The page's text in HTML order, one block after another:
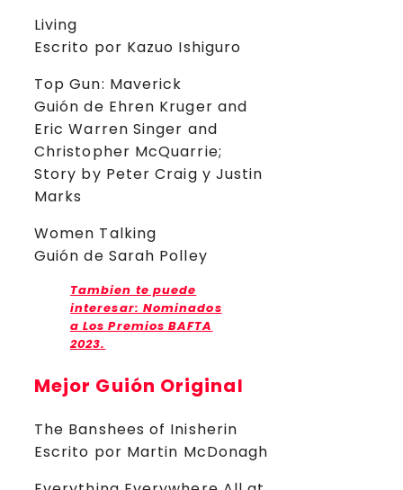
Living
Escrito por Kazuo Ishiguro
Top Gun: Maverick
Guión de Ehren Kruger and
Eric Warren Singer and
Christopher McQuarrie;
Story by Peter Craig y Justin
Marks
Women Talking
Guión de Sarah Polley
Tambien te puede
interesar: Nominados
a Los Premios BAFTA
2023.
Mejor Guión Original
The Banshees of Inisherin
Escrito por Martin McDonagh